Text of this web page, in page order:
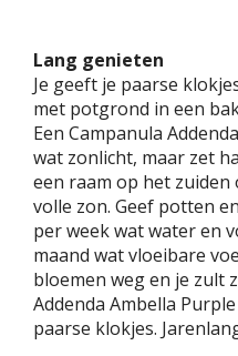
Lang genieten
Je geeft je paarse
met potgrond in een
Een Campanula
wat zonlicht, maar zet
een raam op het zuiden
volle zon. Geef potten
per week wat water en
maand wat vloeibare
bloemen weg en je zult
Addenda Ambella
paarse klokjes.